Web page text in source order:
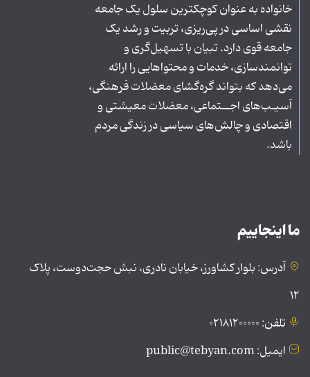
خانواده به عنوان کوچکترین سلول یک جامعه
نقشی اساسی در پی‌ریزی، تربیت و رشد یک
جامعه قوی دارد. تبیان با تسهیل‌گری و
توانمندسازی، خدمات و محتواهایی را ارائه
می‌دهد که بتواند گره‌گشای معضلات فرهنگی،
آسیـب‌های اجــتماعی، معضلات معیشتی و
اقتصادی و چالش‌های سیاسی در زندگی مردم
باشد.
ما اینجاییم
آدرس: بلوار کشاورز، خیابان نادری، نبش حجت‌دوست، پلاک
۱۲
تلفن: ۰۲۱۸۱۲۰۰۰۰۰
ایمیل: public@tebyan.com